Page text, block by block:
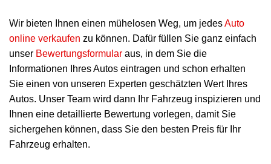
Wir bieten Ihnen einen mühelosen Weg, um jedesAuto
online verkaufen zu können. Dafür füllen Sie ganz einfach
unser Bewertungsformular aus, in dem Sie die
Informationen Ihres Autos eintragen und schon erhalten
Sie einen von unseren Experten geschätzten Wert Ihres
Autos. Unser Team wird dann Ihr Fahrzeug inspizieren und
Ihnen eine detaillierte Bewertung vorlegen, damit Sie
sichergehen können, dass Sie den besten Preis für Ihr
Fahrzeug erhalten.